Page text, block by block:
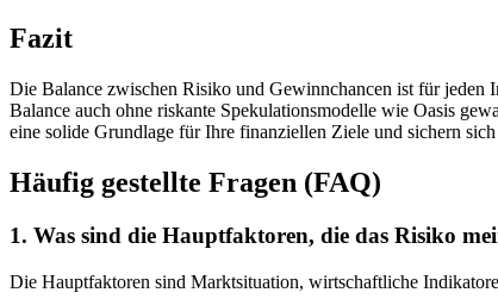
Fazit
Die Balance zwischen Risiko und Gewinnchancen ist für jeden
Balance auch ohne riskante Spekulationsmodelle wie Oasis
eine solide Grundlage für Ihre finanziellen Ziele und sichern
Häufig gestellte Fragen (FAQ)
1. Was sind die Hauptfaktoren, die das Risiko
Die Hauptfaktoren sind Marktsituation, wirtschaftliche